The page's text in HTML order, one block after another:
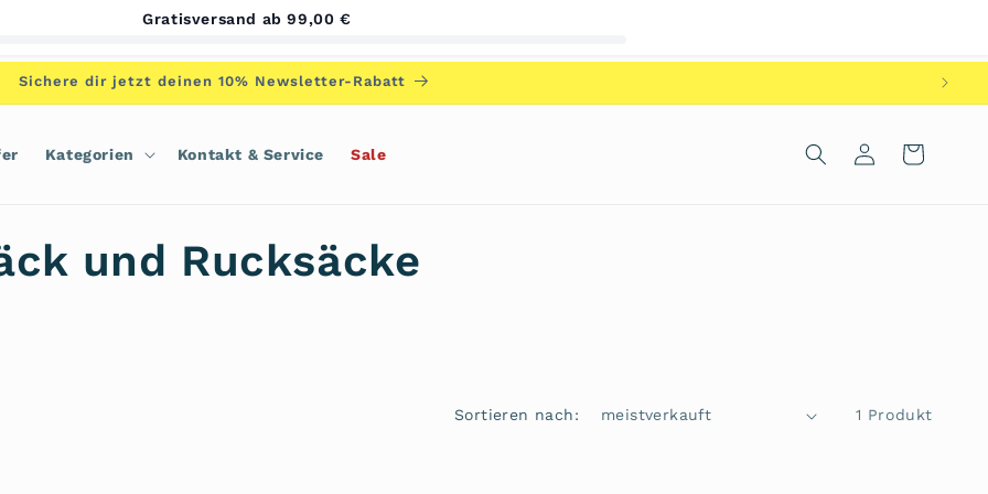
Sichere dir jetzt deinen 10% Newsletter-Rabatt
Kategorien Kontakt & Service Sale EinloggenWarenkorb
und Rucksäcke
Sortieren nach: 1 Produkt
Gratisversand ab 99,00 €